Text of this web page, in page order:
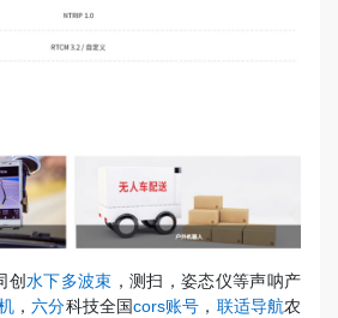
创水下多波束 ，测扫，姿态仪等声呐产
，六分科技全国cors账号 ， 联适导航农